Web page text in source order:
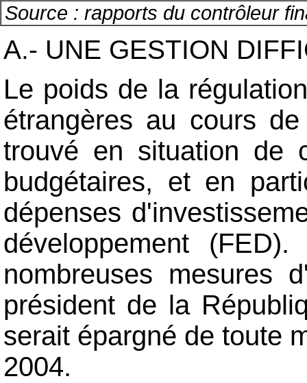
Source : rapports du contrôleur
A.- UNE GESTION
Le poids de la
étrangères au cours
trouvé en situation de
budgétaires, et en
dépenses
développement
nombreuses mesures
président de la
serait épargné de toute
2004.